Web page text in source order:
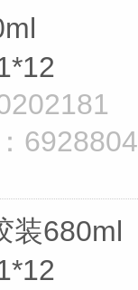
装680ml